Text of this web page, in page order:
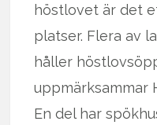
höstlovet är det
platser. Flera av
håller
uppmärksammar
En del har